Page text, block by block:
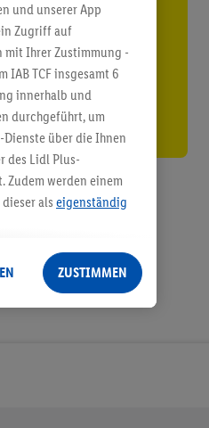
und unserer App
Zugriff auf
Ihrer Zustimmung -
IAB TCF insgesamt 6
innerhalb und
durchgeführt, um
über die Ihnen
des Lidl Plus-
Zudem werden einem
als eigenständig
Lidl-Dienste, Ihr
- sowie Ihre
dem Speichern von
technischen
ZUSTIMMEN